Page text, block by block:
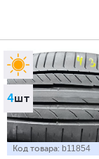
4шт
Код товара: b11854